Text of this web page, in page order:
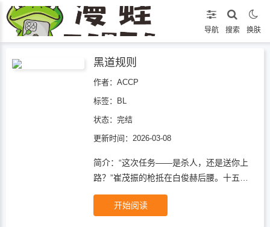
导航 搜索 换肤
黑道规则
作者：ACCP
标签： BL
状态： 完结
更新时间：2026-03-08
简介：“这次任务——是杀人，还是送你上
路？”崔茂振的枪抵在白俊赫后腰。十五
年，他从亡命徒爬到二把手，咽下了对方给
的所有子弹和深夜召见。白俊赫没回头：
开始阅读